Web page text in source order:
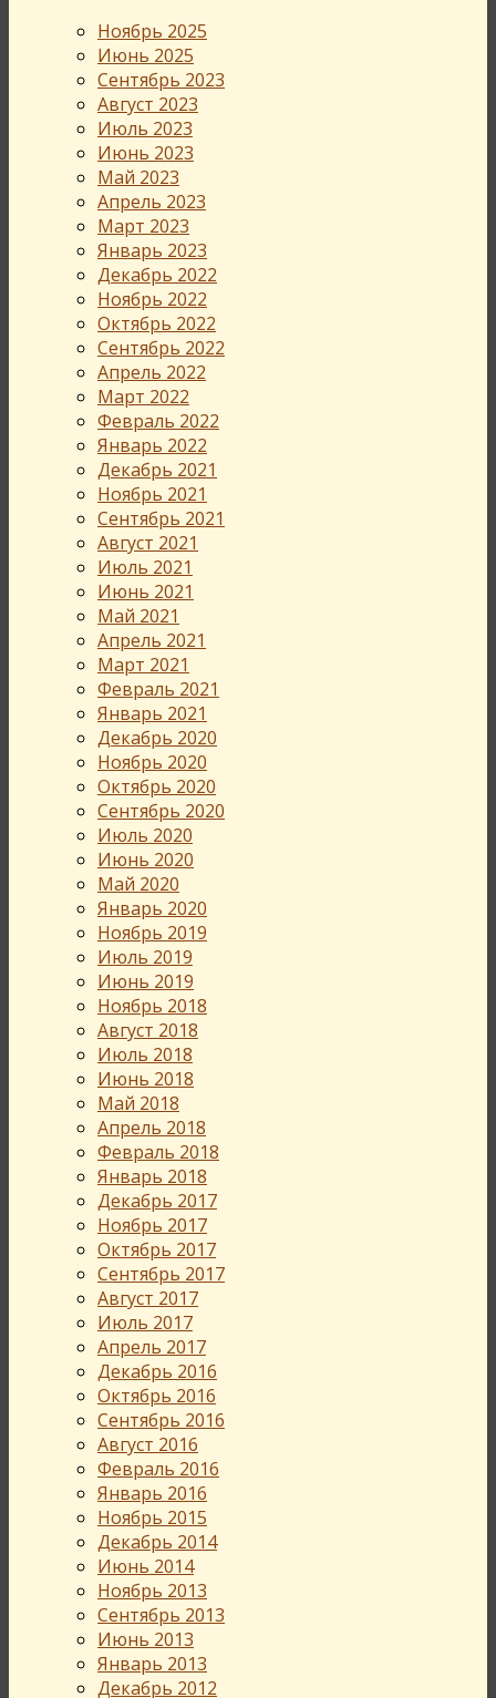
Ноябрь 2025
Июнь 2025
Сентябрь 2023
Август 2023
Июль 2023
Июнь 2023
Май 2023
Апрель 2023
Март 2023
Январь 2023
Декабрь 2022
Ноябрь 2022
Октябрь 2022
Сентябрь 2022
Апрель 2022
Март 2022
Февраль 2022
Январь 2022
Декабрь 2021
Ноябрь 2021
Сентябрь 2021
Август 2021
Июль 2021
Июнь 2021
Май 2021
Апрель 2021
Март 2021
Февраль 2021
Январь 2021
Декабрь 2020
Ноябрь 2020
Октябрь 2020
Сентябрь 2020
Июль 2020
Июнь 2020
Май 2020
Январь 2020
Ноябрь 2019
Июль 2019
Июнь 2019
Ноябрь 2018
Август 2018
Июль 2018
Июнь 2018
Май 2018
Апрель 2018
Февраль 2018
Январь 2018
Декабрь 2017
Ноябрь 2017
Октябрь 2017
Сентябрь 2017
Август 2017
Июль 2017
Апрель 2017
Декабрь 2016
Октябрь 2016
Сентябрь 2016
Август 2016
Февраль 2016
Январь 2016
Ноябрь 2015
Декабрь 2014
Июнь 2014
Ноябрь 2013
Сентябрь 2013
Июнь 2013
Январь 2013
Декабрь 2012